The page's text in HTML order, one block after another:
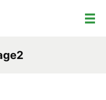
メ